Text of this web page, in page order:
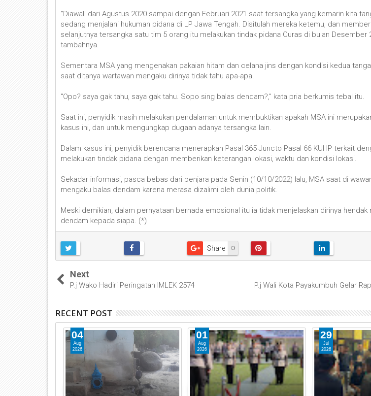
"Diawali dari Agustus 2020 sampai dengan Februari 2021 saat tersangka yang kemarin kita
sedang menjalani hukuman pidana di LP Jawa Tengah. Disitulah mereka ketemu, dan
selanjutnya tersangka satu tim 5 orang itu melakukan tindak pidana Curas di bulan Desember
tambahnya.
Sementara MSA yang mengenakan pakaian hitam dan celana jins dengan kondisi kedua
saat ditanya wartawan mengaku dirinya tidak tahu apa-apa.
"Opo? saya gak tahu, saya gak tahu. Sopo sing balas dendam?," kata pria berkumis tebal itu.
Saat ini, penyidik masih melakukan pendalaman untuk membuktikan apakah MSA ini
kasus ini, dan untuk mengungkap dugaan adanya tersangka lain.
Dalam kasus ini, penyidik berencana menerapkan Pasal 365 Juncto Pasal 66 KUHP terkait
melakukan tindak pidana dengan memberikan keterangan lokasi, waktu dan kondisi lokasi.
Sekadar informasi, pasca bebas dari penjara pada Senin (10/10/2022) lalu, MSA saat di
mengaku balas dendam karena merasa dizalimi oleh dunia politik.
Meski demikian, dalam pernyataan bernada emosional itu ia tidak menjelaskan dirinya hendak
dendam kepada siapa. (*)
0
Share
Next
P.j Wako Hadiri Peringatan IMLEK 2574
P.j Wali Kota Payakumbuh Gelar
RECENT POST
04
Aug
2026
01
Aug
2026
29
Jul
2026